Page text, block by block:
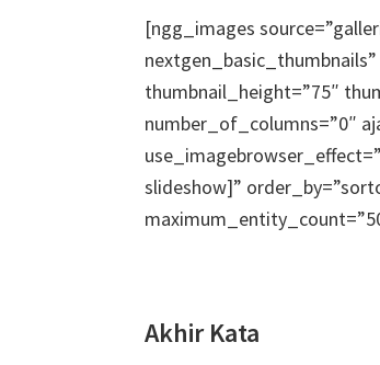
[ngg_images
thumbnail_height=”75″
number_of_columns=”0″
slideshow]”
Akhir Kata